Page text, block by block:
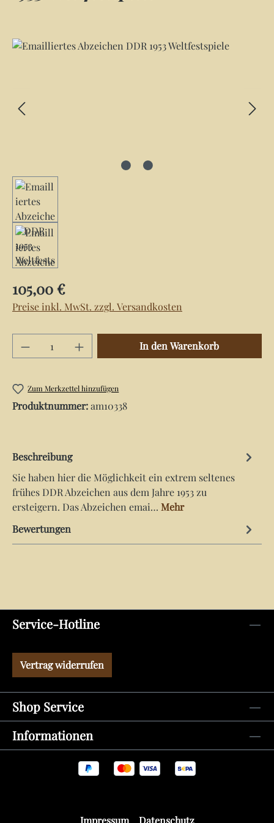
Bildergalerie überspringen
Regulärer Preis:
105,00 €
Preise inkl. MwSt. zzgl. Versandkosten
Produkt Anzahl: Gib den gewünschten
In den Warenkorb
Zum Merkzettel hinzufügen
Produktnummer:am10338
Beschreibung
Sie haben hier die Möglichkeit ein extrem seltenes
frühes DDR Abzeichen aus dem Jahre 1953 zu
ersteigern. Das Abzeichen emai… Mehr
Bewertungen
Service-Hotline
Vertrag widerrufen
Shop Service
Informationen
Impressum Datenschutz